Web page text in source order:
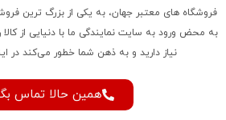
فروشگاه‌ های معتبر جهان، به یکی از بزرگ‌ ترین
به محض ورود به سایت نمایندگی ما با دنیایی از
نیاز دارید و به ذهن شما خطور می‌کند در
همین حالا تماس